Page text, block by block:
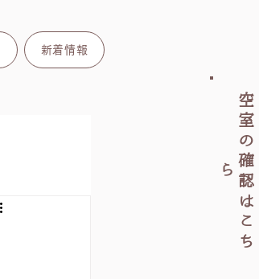
空
室
の
確
認
は
こ
ち
ら
新着情報